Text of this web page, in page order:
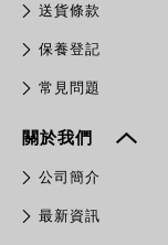
送貨條款
保養登記
常見問題
關於我們
公司簡介
最新資訊